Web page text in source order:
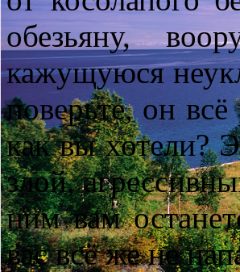
обезьяну,
кажущуюся
поверьте, он
как вы хотели?
злой,
ним вам
вас всё же не